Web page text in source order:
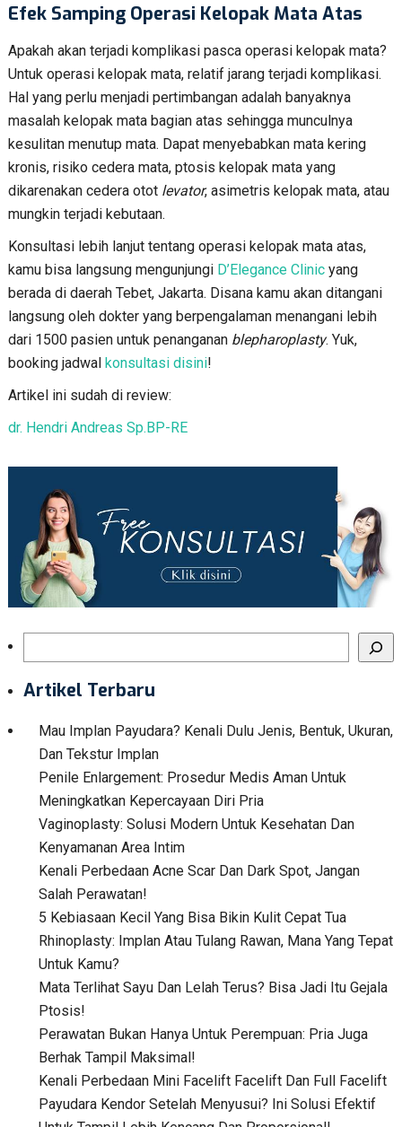
Efek Samping Operasi Kelopak Mata Atas
Apakah akan terjadi komplikasi pasca operasi kelopak mata?
Untuk operasi kelopak mata, relatif jarang terjadi komplikasi.
Hal yang perlu menjadi pertimbangan adalah banyaknya
masalah kelopak mata bagian atas sehingga munculnya
kesulitan menutup mata. Dapat menyebabkan mata kering
kronis, risiko cedera mata, ptosis kelopak mata yang
dikarenakan cedera otot levator, asimetris kelopak mata, atau
mungkin terjadi kebutaan.
Konsultasi lebih lanjut tentang operasi kelopak mata atas,
kamu bisa langsung mengunjungi D’Elegance Clinicyang
berada di daerah Tebet, Jakarta. Disana kamu akan ditangani
langsung oleh dokter yang berpengalaman menangani lebih
dari 1500 pasien untuk penanganan blepharoplasty. Yuk,
booking jadwal konsultasi disini!
Artikel ini sudah di review:
dr. Hendri Andreas Sp.BP-RE
Artikel Terbaru
Mau Implan Payudara? Kenali Dulu Jenis, Bentuk, Ukuran,
Dan Tekstur Implan
Penile Enlargement: Prosedur Medis Aman Untuk
Meningkatkan Kepercayaan Diri Pria
Vaginoplasty: Solusi Modern Untuk Kesehatan Dan
Kenyamanan Area Intim
Kenali Perbedaan Acne Scar Dan Dark Spot, Jangan
Salah Perawatan!
5 Kebiasaan Kecil Yang Bisa Bikin Kulit Cepat Tua
Rhinoplasty: Implan Atau Tulang Rawan, Mana Yang Tepat
Untuk Kamu?
Mata Terlihat Sayu Dan Lelah Terus? Bisa Jadi Itu Gejala
Ptosis!
Perawatan Bukan Hanya Untuk Perempuan: Pria Juga
Berhak Tampil Maksimal!
Kenali Perbedaan Mini Facelift Facelift Dan Full Facelift
Payudara Kendor Setelah Menyusui? Ini Solusi Efektif